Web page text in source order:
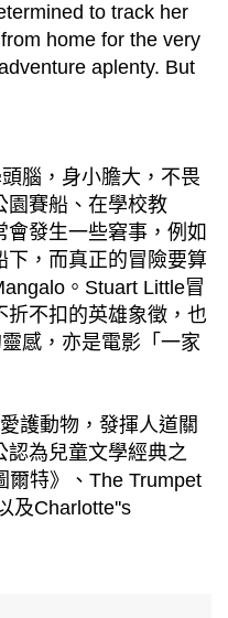
to track her
home for the very
aplenty. But
腦，身小膽大，不畏
園賽船、在學校教
發生一些窘事，例如
，而真正的冒險要算
。Stuart Little冒
折不扣的英雄象徵，也
感，亦是電影「一家
護動物，發揮人道關
認為兒童文學經典之
爾特》、The Trumpet
及Charlotte''s